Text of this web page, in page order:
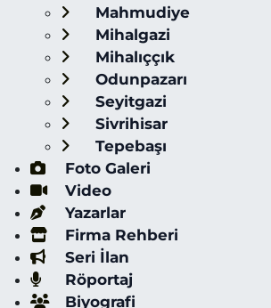
Mahmudiye
Mihalgazi
Mihalıççık
Odunpazarı
Seyitgazi
Sivrihisar
Tepebaşı
Foto Galeri
Video
Yazarlar
Firma Rehberi
Seri İlan
Röportaj
Biyografi